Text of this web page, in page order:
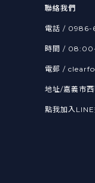
聯絡我們
電話 / 0986-
時間 /
電郵 /
地址/嘉義市
點我加入